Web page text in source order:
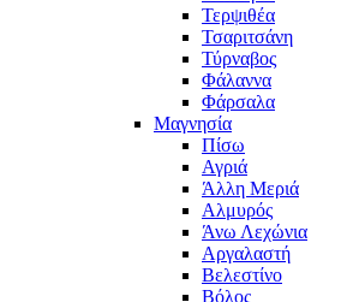
Τερψιθέα
Τσαριτσάνη
Τύρναβος
Φάλαννα
Φάρσαλα
Μαγνησία
Πίσω
Αγριά
Άλλη Μεριά
Αλμυρός
Άνω Λεχώνια
Αργαλαστή
Βελεστίνο
Βόλος